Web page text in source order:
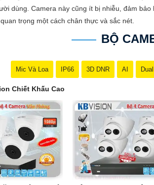
dùng. Camera này cũng ít bị nhiễu, đảm
trọng một cách chân thực và sắc nét.
BỘ
Mic Và Loa IP66 3D DNR AI
Chiết Khấu Cao